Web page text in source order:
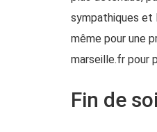
sympathiques et
même pour une
marseille.fr pour
Fin de